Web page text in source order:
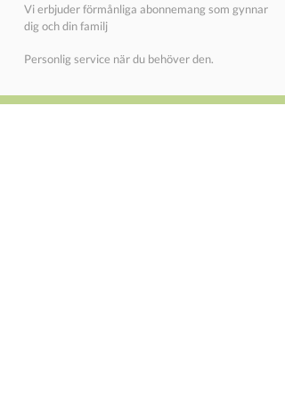
Vi erbjuder förmånliga abonnemang som gynnar
dig och din familj
Personlig service när du behöver den.